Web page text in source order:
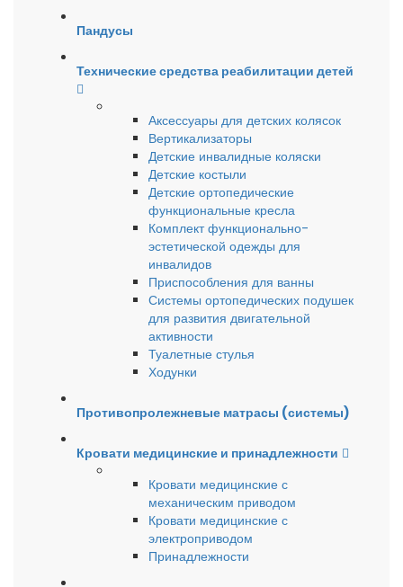
Пандусы
Технические средства реабилитации детей
Аксессуары для детских колясок
Вертикализаторы
Детские инвалидные коляски
Детские костыли
Детские ортопедические
функциональные кресла
Комплект функционально-
эстетической одежды для
инвалидов
Приспособления для ванны
Системы ортопедических подушек
для развития двигательной
активности
Туалетные стулья
Ходунки
Противопролежневые матрасы (системы)
Кровати медицинские и принадлежности
Кровати медицинские с
механическим приводом
Кровати медицинские с
электроприводом
Принадлежности